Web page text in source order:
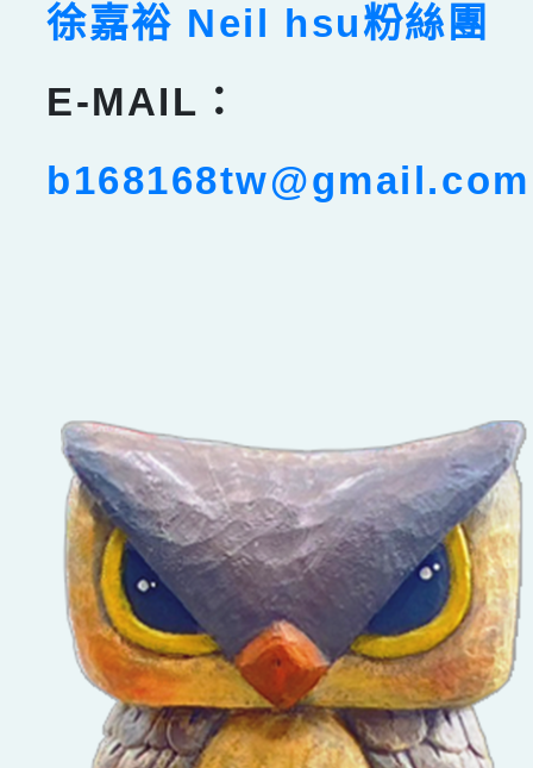
徐嘉裕 Neil hsu粉絲團
E-MAIL：
b168168tw@gmail.com